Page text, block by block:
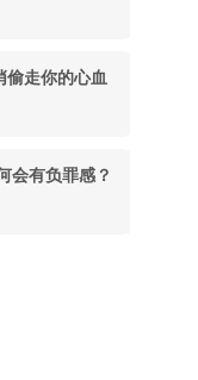
走你的心血
会有负罪感？